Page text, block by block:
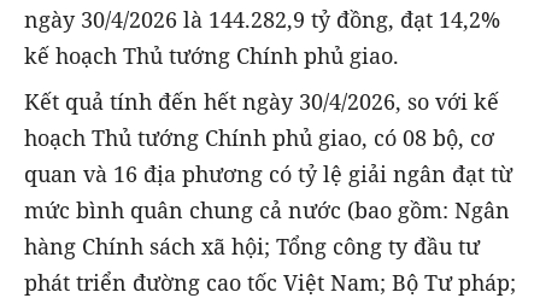
ngày 30/4/2026 là 144.282,9 tỷ đồng, đạt 14,2%
kế hoạch Thủ tướng Chính phủ giao.
Kết quả tính đến hết ngày 30/4/2026, so với kế
hoạch Thủ tướng Chính phủ giao, có 08 bộ, cơ
quan và 16 địa phương có tỷ lệ giải ngân đạt từ
mức bình quân chung cả nước (bao gồm: Ngân
hàng Chính sách xã hội; Tổng công ty đầu tư
phát triển đường cao tốc Việt Nam; Bộ Tư pháp;